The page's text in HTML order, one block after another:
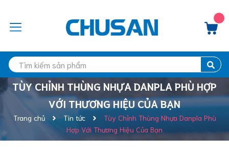
TÙY CHỈNH THÙNG NHỰA DANPLA PHÙ HỢP
VỚI THƯƠNG HIỆU CỦA BẠN
Trang chủ Tin tức
Tùy Chỉnh Thùng Nhựa Danpla Phù
Hợp Với Thương Hiệu Của Bạn